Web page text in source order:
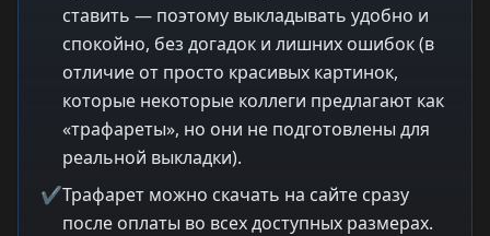
ставить — поэтому выкладывать удобно и
спокойно, без догадок и лишних ошибок (в
отличие от просто красивых картинок,
которые некоторые коллеги предлагают как
«трафареты», но они не подготовлены для
реальной выкладки).
✔Трафарет можно скачать на сайте сразу
после оплаты во всех доступных размерах.